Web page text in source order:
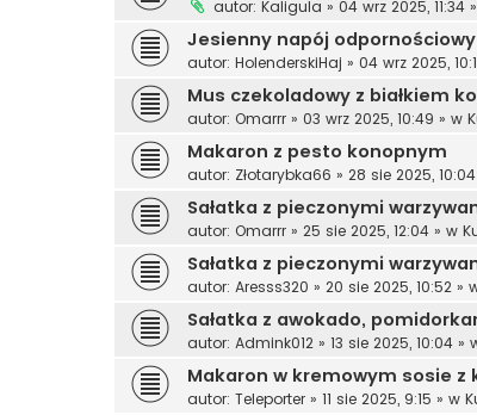
autor: Kaligula » 04 wrz 2025, 11:34
Jesienny napój
autor: HolenderskiHaj » 04 wrz 2025,
Mus czekoladowy z białkiem
autor: Omarrr » 03 wrz 2025, 10:49 » w
Makaron z pesto konopnym
autor: Złotarybka66 » 28 sie 2025, 10:04
Sałatka z pieczonymi
autor: Omarrr » 25 sie 2025, 12:04 » w
Sałatka z pieczonymi
autor: Aresss320 » 20 sie 2025, 10:52 »
Sałatka z awokado,
autor: Admink012 » 13 sie 2025, 10:04 »
Makaron w kremowym sosie
autor: Teleporter » 11 sie 2025, 9:15 » w